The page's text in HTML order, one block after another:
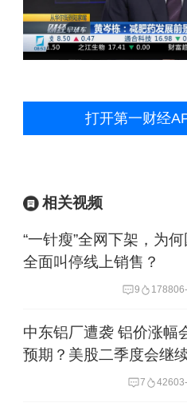
打开第一财经
相关视频
“一针瘦”全网下架，为
全面叫停线上销售？
9 1788
中东铝厂遭袭 铝价涨幅
预期？美股二季度会继
吗？礼来重金牵手英矽
7 426